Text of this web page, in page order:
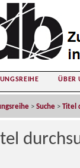
ÜBER
> Suche > Titel